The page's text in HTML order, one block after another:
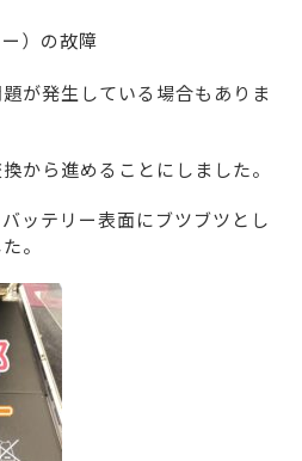
）の故障
が発生している場合もありま
から進めることにしました。
ッテリー表面にブツブツとし
。